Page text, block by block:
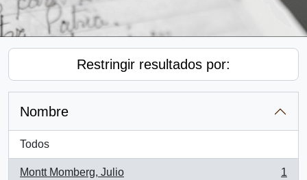
Restringir resultados por:
Nombre
Todos
Montt Momberg, Julio 1